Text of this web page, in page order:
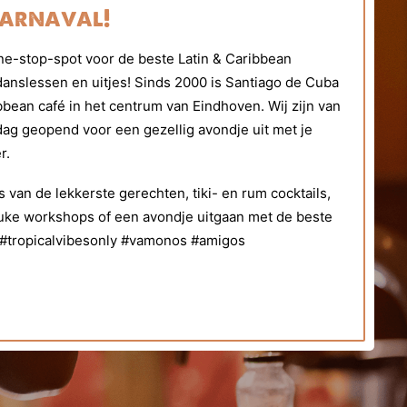
stop-spot voor de beste Latin & Caribbean
en uitjes! Sinds 2000 is Santiago de Cuba
café in het centrum van Eindhoven. Wij zijn van
geopend voor een gezellig avondje uit met je
van de lekkerste gerechten, tiki- en rum cocktails,
workshops of een avondje uitgaan met de beste
#vamonos #amigos